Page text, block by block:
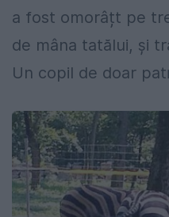
a fost omorâțt pe
de mâna tatălui, și
Un copil de doar